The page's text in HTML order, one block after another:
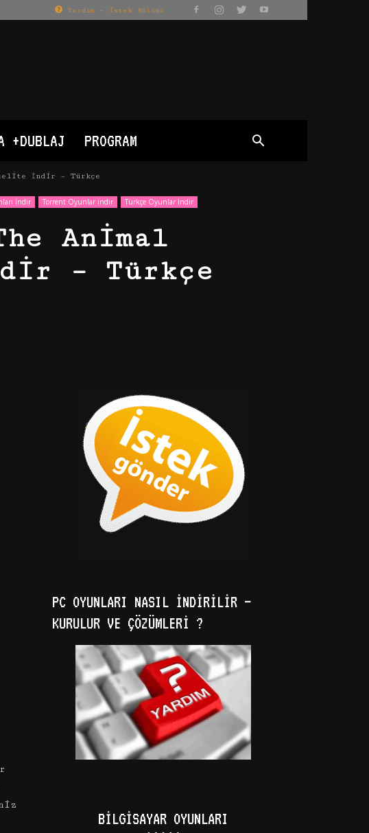
Yardım – İstek Bölümü
+DUBLAJ PROGRAM
İndir – Türkçe
İndir Torrent Oyunlar indir Türkçe Oyunlar İndir
Animal
– Türkçe
PC OYUNLARI NASIL İNDIRILIR –
KURULUR VE ÇÖZÜMLERI ?
BILGISAYAR OYUNLARI